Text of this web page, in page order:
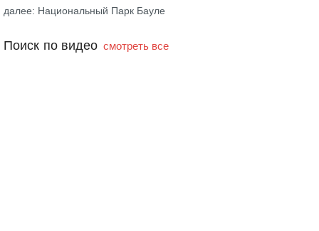
далее: Национальный Парк Бауле
Поиск по видео смотреть все